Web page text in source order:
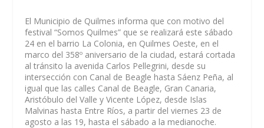
El Municipio de Quilmes informa que con motivo del
festival “Somos Quilmes” que se realizará este sábado
24 en el barrio La Colonia, en Quilmes Oeste, en el
marco del 358º aniversario de la ciudad, estará cortada
al tránsito la avenida Carlos Pellegrini, desde su
intersección con Canal de Beagle hasta Sáenz Peña, al
igual que las calles Canal de Beagle, Gran Canaria,
Aristóbulo del Valle y Vicente López, desde Islas
Malvinas hasta Entre Ríos, a partir del viernes 23 de
agosto a las 19, hasta el sábado a la medianoche.